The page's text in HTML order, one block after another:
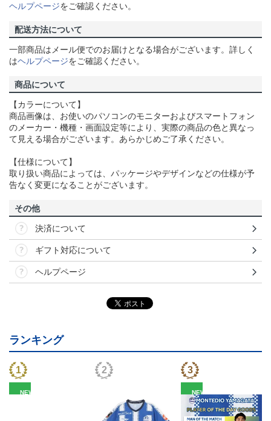
ヘルプページをご確認ください。
配送方法について
一部商品はメール便でのお届けとなる場合がございます。詳しく
はヘルプページをご確認ください。
商品について
【カラーについて】
商品画像は、お使いのパソコンのモニターおよびスマートフォン
のメーカー・機種・画面設定等により、実際の商品の色と異なっ
て見える場合がございます。あらかじめご了承ください。
【仕様について】
取り扱い商品によっては、パッケージやデザインなどの仕様が予
告なく変更になることがございます。
その他
決済について
ギフト対応について
ヘルプページ
ランキング
NEW NEW